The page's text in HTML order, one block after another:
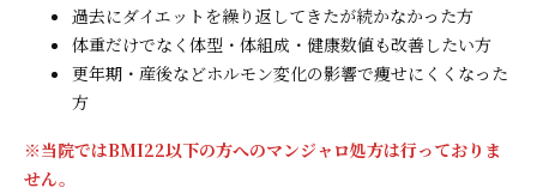
過去にダイエットを繰り返してきたが続かなかった方
体重だけでなく体型・体組成・健康数値も改善したい方
更年期・産後などホルモン変化の影響で痩せにくくなった
方
※当院ではBMI22以下の方へのマンジャロ処方は行っておりま
せん。